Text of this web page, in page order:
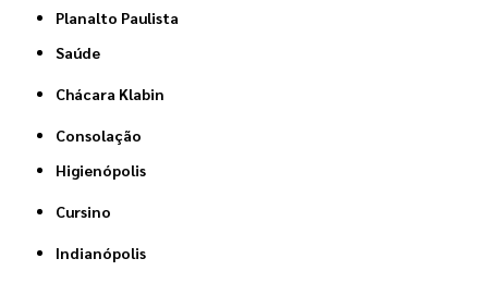
Planalto Paulista
Saúde
Chácara Klabin
Consolação
Higienópolis
Cursino
Indianópolis